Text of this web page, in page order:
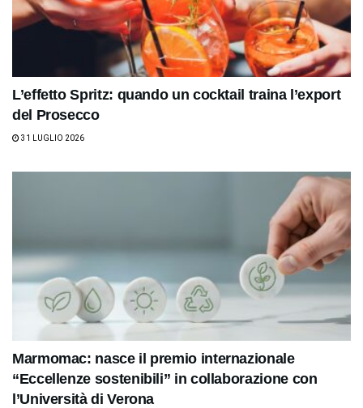
L’effetto Spritz: quando un cocktail traina l’export
del Prosecco
31 LUGLIO 2026
Marmomac: nasce il premio internazionale
“Eccellenze sostenibili” in collaborazione con
l’Università di Verona